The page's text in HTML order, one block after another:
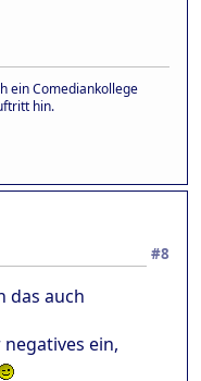
ein Comediankollege
hin.
#8
das auch
ein,